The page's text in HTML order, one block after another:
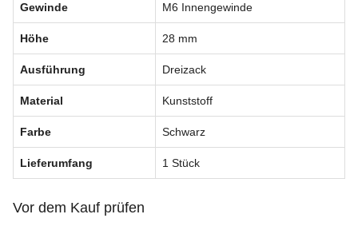
Gewinde M6 Innengewinde
Höhe 28 mm
Ausführung Dreizack
Material Kunststoff
Farbe Schwarz
Lieferumfang 1 Stück
Vor dem Kauf prüfen